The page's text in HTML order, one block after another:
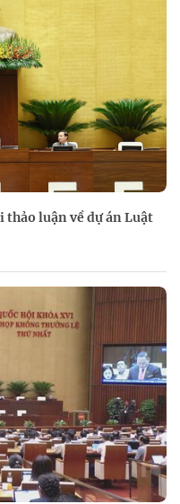
thảo luận về dự án Luật